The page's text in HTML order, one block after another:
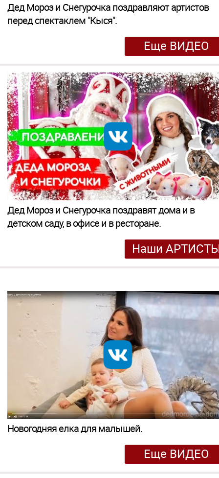
Дед Мороз и Снегурочка поздравляют артистов
перед спектаклем "Кыся".
Еще ВИДЕО
Дед Мороз и Снегурочка поздравят дома и в
детском саду, в офисе и в ресторане.
Наши
Новогодняя eлка для малышей.
Еще ВИДЕО